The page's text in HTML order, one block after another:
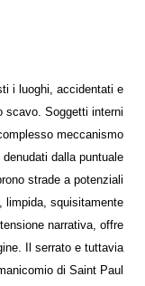
i luoghi, accidentati e
scavo. Soggetti interni
meccanismo
dalla puntuale
strade a potenziali
limpida, squisitamente
narrativa, offre
Il serrato e tuttavia
di Saint Paul